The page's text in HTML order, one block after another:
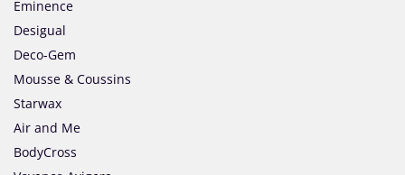
Eminence
Desigual
Deco-Gem
Mousse & Coussins
Starwax
Air and Me
BodyCross